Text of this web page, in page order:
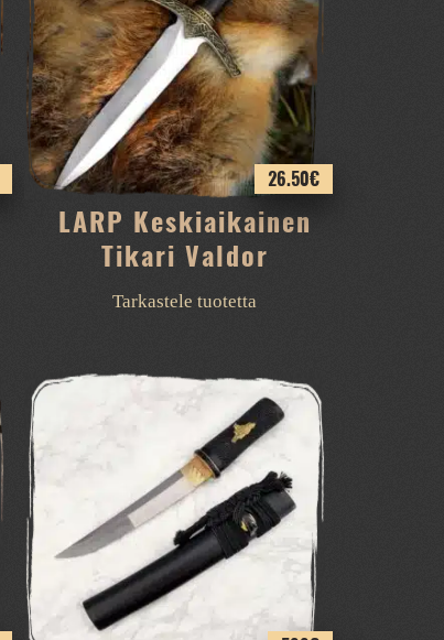
LARP Keskiaikainen
Tikari Valdor
26.50€
Tarkastele tuotetta